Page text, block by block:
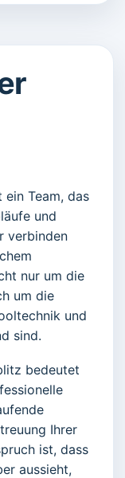
Team, das
und
verbinden
nur um die
um die
und
sind.
bedeutet
Ihrer
ist, dass
aussieht,